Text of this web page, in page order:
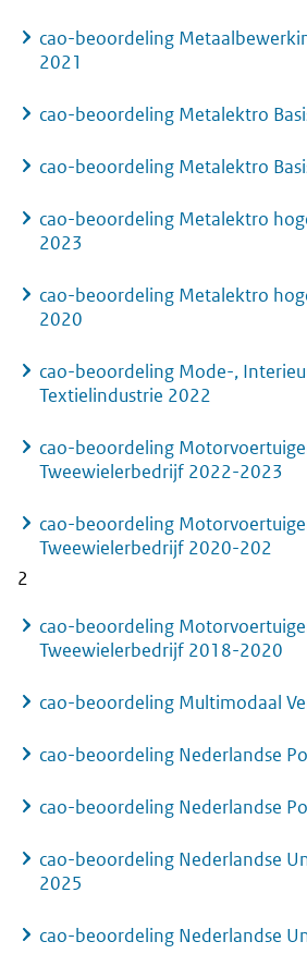
cao-beoordeling
2021
cao-beoordeling Metalektro
cao-beoordeling Metalektro
cao-beoordeling Metalektro
2023
cao-beoordeling Metalektro
2020
cao-beoordeling Mode-,
Textielindustrie 2022
cao-beoordeling
Tweewielerbedrijf 2022-2023
cao-beoordeling
Tweewielerbedrijf 2020-202
2
cao-beoordeling
Tweewielerbedrijf 2018-2020
cao-beoordeling Multimodaal
cao-beoordeling Nederlandse
cao-beoordeling Nederlandse
cao-beoordeling Nederlandse
2025
cao-beoordeling Nederlandse